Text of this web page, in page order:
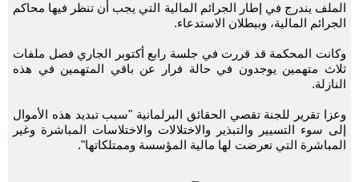
الملف يندرج في إطار الجرائم المالية التي يجب أن تنظر فيها محاكم
الجرائم المالية، وببطلان الاستدعاء.
وكانت المحكمة قد قررت في جلسة رابع أكتوبر الجاري فصل ملفات
ثلاث متهمين يوجدون في حالة فرار عن باقي المتهمين في هذه
النازلة.
وعزا تقرير للجنة تقصي الحقائق البرلمانية "سبب تبديد هذه الأموال
إلى سوء التسيير والتبذير والاختلالات والاختلاسات المباشرة وغير
المباشرة التي تعرضت لها مالية المؤسسة وممتلكاتها".